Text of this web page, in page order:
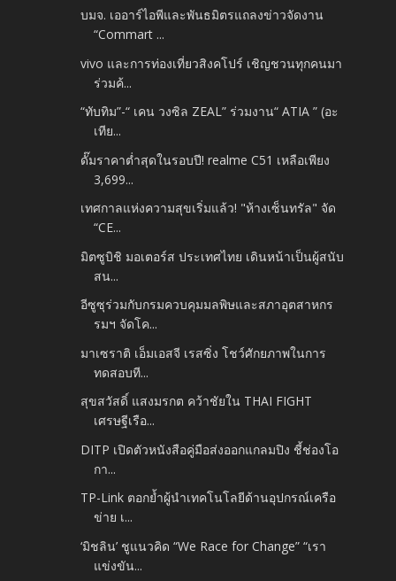
บมจ. เออาร์ไอพีและพันธมิตรแถลงข่าวจัดงาน
“Commart ...
vivo และการท่องเที่ยวสิงคโปร์ เชิญชวนทุกคนมา
ร่วมค้...
“ทับทิม”-“ เคน วงซิล ZEAL” ร่วมงาน“ ATIA ” (อะ
เทีย...
ดั๊มราคาต่ำสุดในรอบปี! realme C51 เหลือเพียง
3,699...
เทศกาลแห่งความสุขเริ่มแล้ว! "ห้างเซ็นทรัล" จัด
“CE...
มิตซูบิชิ มอเตอร์ส ประเทศไทย เดินหน้าเป็นผู้สนับ
สน...
อีซูซุร่วมกับกรมควบคุมมลพิษและสภาอุตสาหกร
รมฯ จัดโค...
มาเซราติ เอ็มเอสจี เรสซิ่ง โชว์ศักยภาพในการ
ทดสอบที...
สุขสวัสดิ์ แสงมรกต คว้าชัยใน THAI FIGHT
เศรษฐีเรือ...
DITP เปิดตัวหนังสือคู่มือส่งออกแกลมปิง ชี้ช่องโอ
กา...
TP-Link ตอกย้ำผู้นำเทคโนโลยีด้านอุปกรณ์เครือ
ข่าย เ...
‘มิชลิน’ ชูแนวคิด “We Race for Change” “เรา
แข่งขัน...